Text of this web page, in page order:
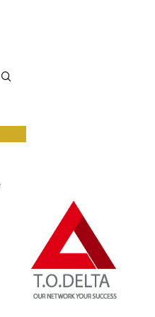
L’uscita di scena di